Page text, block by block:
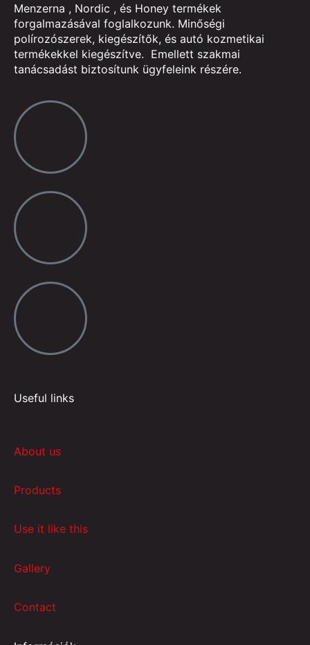
Menzerna , Nordic , és Honey termékek
forgalmazásával foglalkozunk. Minőségi
polírozószerek, kiegészítők, és autó kozmetikai
termékekkel kiegészítve. Emellett szakmai
tanácsadást biztosítunk ügyfeleink részére.
Useful links
About us
Products
Use it like this
Gallery
Contact